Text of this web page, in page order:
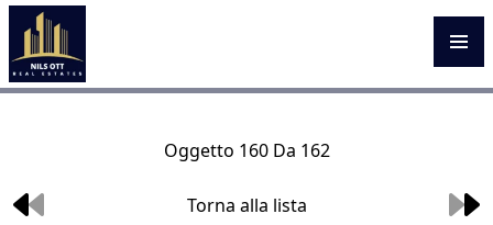
Oggetto 160 Da 162
Torna alla lista